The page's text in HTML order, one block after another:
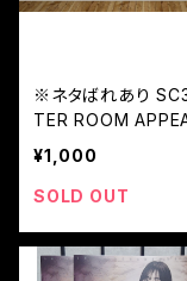
※ネタばれあり
TER ROOM
NIACS」
¥1,000
SOLD OUT